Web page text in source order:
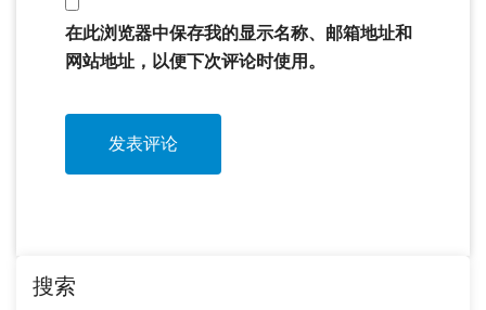
在此浏览器中保存我的显示名称、邮箱地址和
网站地址，以便下次评论时使用。
搜索